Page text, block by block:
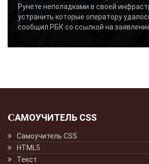
ВИНОВНИКОМ СБОЯ В РУНЕТЕ
«РОСТЕЛЕКОМ» - «НОВОСТИ
Рунете неполадками в своей
устранить которые оператору
сообщил РБК со ссылкой на
САМОУЧИТЕЛЬ CSS
Самоучитель CSS
HTML5
Текст